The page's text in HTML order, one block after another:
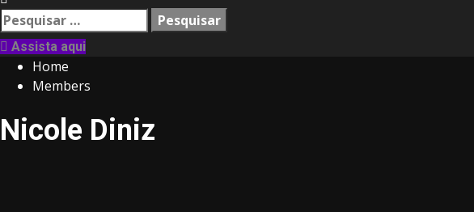
Pesquisar
por:
Assista aqui
Home
Members
Nicole Diniz